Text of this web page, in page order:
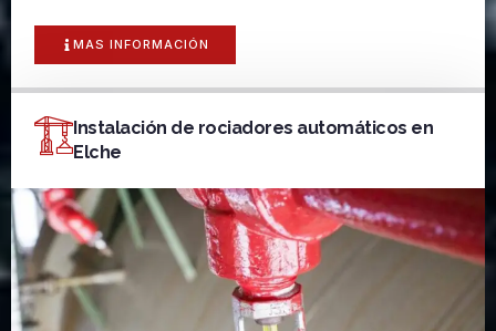
MAS INFORMACIÓN
Instalación de rociadores automáticos en
Elche